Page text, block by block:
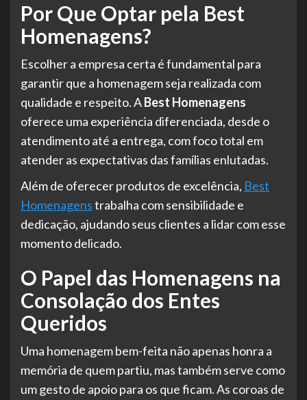
Por Que Optar pela Best
Homenagens?
Escolher a empresa certa é fundamental para
garantir que a homenagem seja realizada com
qualidade e respeito. ABest Homenagens
oferece uma experiência diferenciada, desde o
atendimento até a entrega, com foco total em
atender as expectativas das famílias enlutadas.
Além de oferecer produtos de excelência, Best
Homenagenstrabalha com sensibilidade e
dedicação, ajudando seus clientes a lidar com esse
momento delicado.
O Papel das Homenagens na
Consolação dos Entes
Queridos
Uma homenagem bem-feita não apenas honra a
memória de quem partiu, mas também serve como
um gesto de apoio para os que ficam. As coroas de